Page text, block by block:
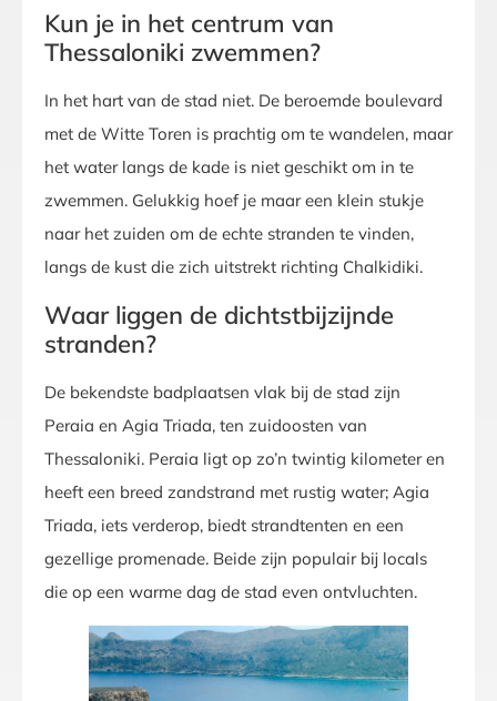
Kun je in het centrum van
Thessaloniki zwemmen?
In het hart van de stad niet. De beroemde boulevard
met de Witte Toren is prachtig om te wandelen, maar
het water langs de kade is niet geschikt om in te
zwemmen. Gelukkig hoef je maar een klein stukje
naar het zuiden om de echte stranden te vinden,
langs de kust die zich uitstrekt richting Chalkidiki.
Waar liggen de dichtstbijzijnde
stranden?
De bekendste badplaatsen vlak bij de stad zijn
Peraia en Agia Triada, ten zuidoosten van
Thessaloniki. Peraia ligt op zo’n twintig kilometer en
heeft een breed zandstrand met rustig water; Agia
Triada, iets verderop, biedt strandtenten en een
gezellige promenade. Beide zijn populair bij locals
die op een warme dag de stad even ontvluchten.